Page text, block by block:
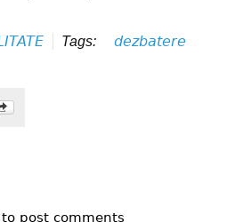
Tags:
dezbatere
orașul tuturor?!"
to post comments